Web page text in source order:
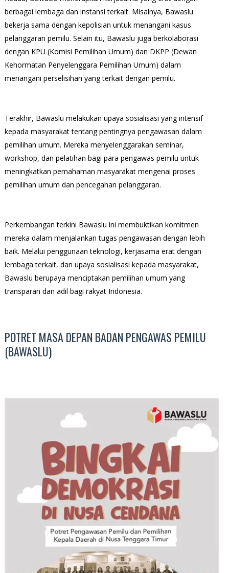
berbagai lembaga dan instansi terkait. Misalnya, Bawaslu
bekerja sama dengan kepolisian untuk menangani kasus
pelanggaran pemilu. Selain itu, Bawaslu juga berkolaborasi
dengan KPU (Komisi Pemilihan Umum) dan DKPP (Dewan
Kehormatan Penyelenggara Pemilihan Umum) dalam
menangani perselisihan yang terkait dengan pemilu.
Terakhir, Bawaslu melakukan upaya sosialisasi yang intensif
kepada masyarakat tentang pentingnya pengawasan dalam
pemilihan umum. Mereka menyelenggarakan seminar,
workshop, dan pelatihan bagi para pengawas pemilu untuk
meningkatkan pemahaman masyarakat mengenai proses
pemilihan umum dan pencegahan pelanggaran.
Perkembangan terkini Bawaslu ini membuktikan komitmen
mereka dalam menjalankan tugas pengawasan dengan lebih
baik. Melalui penggunaan teknologi, kerjasama erat dengan
lembaga terkait, dan upaya sosialisasi kepada masyarakat,
Bawaslu berupaya menciptakan pemilihan umum yang
transparan dan adil bagi rakyat Indonesia.
POTRET MASA DEPAN BADAN PENGAWAS PEMILU
(BAWASLU)